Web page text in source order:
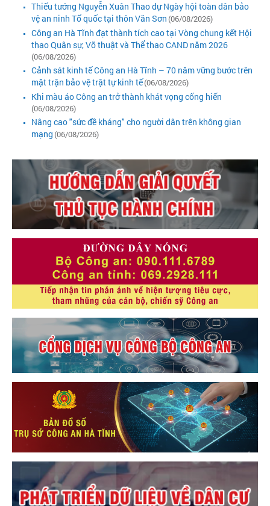
Thiếu tướng Nguyễn Xuân Thao dự Ngày hội toàn dân bảo
vệ an ninh Tổ quốc tại thôn Văn Sơn (06/08/2026)
Công an Hà Tĩnh đạt thành tích cao tại Vòng chung kết Hội
thao Quân sự, Võ thuật và Thể thao CAND năm 2026
(06/08/2026)
Cảnh sát kinh tế Công an Hà Tĩnh – 70 năm vững bước trên
mặt trận bảo vệ trật tự kinh tế(06/08/2026)
Khi màu áo Công an trở thành khát vọng cống hiến
(06/08/2026)
Nâng cao "sức đề kháng" cho người dân trên không gian
mạng (06/08/2026)